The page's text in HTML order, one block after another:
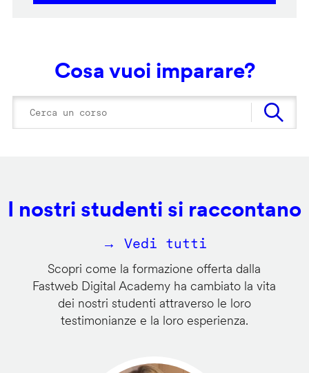
Cosa vuoi imparare?
I nostri studenti si raccontano
→ Vedi tutti
Scopri come la formazione offerta dalla
Fastweb Digital Academy ha cambiato la vita
dei nostri studenti attraverso le loro
testimonianze e la loro esperienza.